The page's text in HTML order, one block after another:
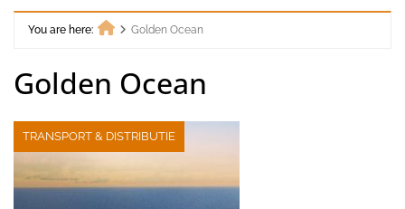
You are here:
Golden Ocean
Golden Ocean
TRANSPORT & DISTRIBUTIE